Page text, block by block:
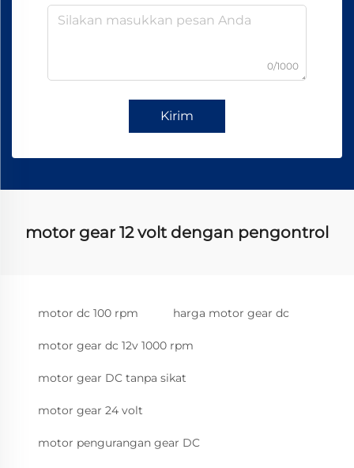
0/1000
Kirim
motor gear 12 volt dengan pengontrol
motor dc 100 rpm harga motor gear dc
motor gear dc 12v 1000 rpm
motor gear DC tanpa sikat
motor gear 24 volt
motor pengurangan gear DC